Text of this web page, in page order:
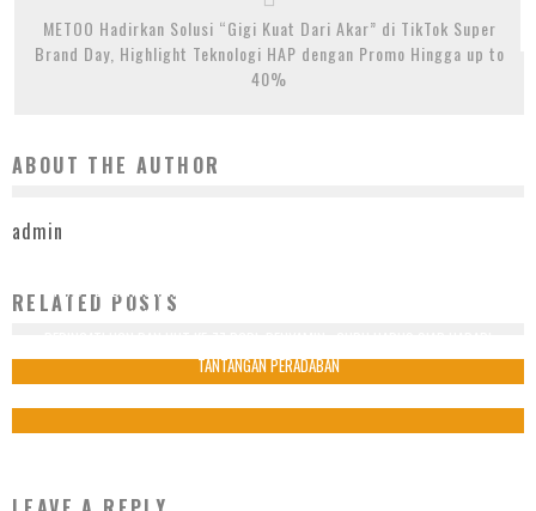
METOO Hadirkan Solusi “Gigi Kuat Dari Akar” di TikTok Super
Brand Day, Highlight Teknologi HAP dengan Promo Hingga up to
40%
ABOUT THE AUTHOR
admin
RELATED POSTS
TINJAU PEMBANGUNAN GSG PAMULANG TANGSEL, PILAR: BISA DIMANFAATKAN
UNTUK KEGIATAN DAN OLAHRAGA MASYARAKAT
TANTANGAN PERADABAN